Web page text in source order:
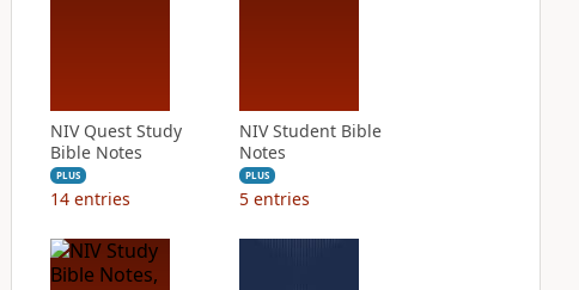
NIV Quest Study
Bible Notes
PLUS
14 entries
NIV Student Bible
Notes
PLUS
5 entries